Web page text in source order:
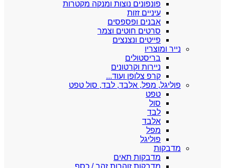
פונפונים נוצות ומנקה מקטרות
עיניים זזות
אבנים ופספסים
סרטים חוטים וצמר
פייטים ונצנצים
נייר ומוצריו
בריסטולים
ניירות וקרטונים
קרפ צלופן ועוד...
פוליגל, מפל, אלבד, לבד, סול טפט
טפט
סול
לבד
אלבד
מפל
פוליגל
מדבקות
מדבקות תאים
מדבקות זוהרות זהב / כסף